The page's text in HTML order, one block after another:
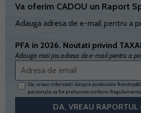
Va oferim CADOU un Raport
Adauga adresa de e-mail pentru a
PFA in 2026. Noutati privind
Adauga mai jos adresa de e-mail pentru a
Da, vreau informatii despre produsele
personale sa fie prelucrate conform